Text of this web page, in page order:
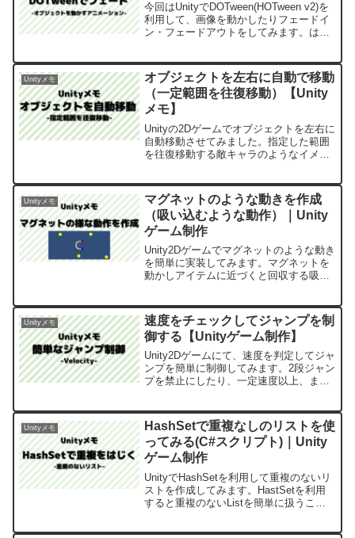
今回はUnityでDOTween(HOTween v2)を
利用して、画像を動かしたりフェードイ
ン・フェードアウトをしてみます。はじ
なものを作成していきま...
Unityメモ
オブジェクトを左右に自動で移動
（一定範囲を往復移動）【Unity
メモ】
Unityの2Dゲームでオブジェクトを左右に
自動移動させてみました。指定した範囲
を往復移動する敵キャラのようなイメー
Unityメモ
マグネットのような動きを作成
（吸い込むような動作）｜Unity
ゲーム制作
Unity2Dゲームでマグネットのような動き
を簡単に実装してみます。マグネットを
動かしアイテムに近づくと回収する吸い
Unityメモ
速度をチェックしてジャンプを制
御する【Unityゲーム制作】
Unity2Dゲームにて、速度を判定してジャ
ンプを簡単に制御してみます。2段ジャン
プを禁止にしたり、一定速度以上、また
Unityメモ
HashSetで重複なしのリストを使
ってみる(C#スクリプト)｜Unity
ゲーム制作
UnityでHashSetを利用して重複のないリ
ストを作成してみます。HastSetを利用
すると重複のないListを簡単に扱うこと